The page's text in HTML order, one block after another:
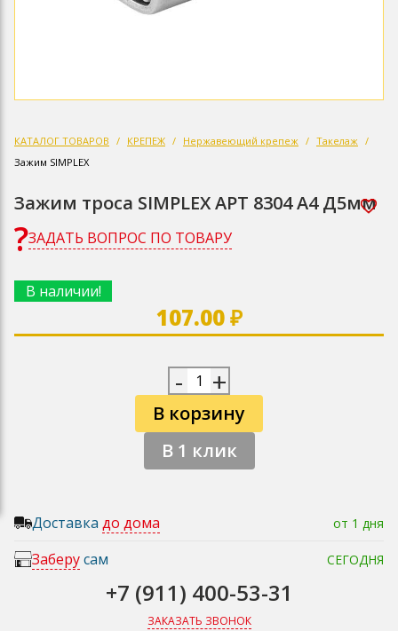
КАТАЛОГ ТОВАРОВ КРЕПЕЖ Нержавеющий крепеж
Такелаж
Зажим SIMPLEX
Зажим троса SIMPLEX АРТ 8304 А4 Д5мм
ЗАДАТЬ ВОПРОС ПО ТОВАРУ
В наличии!
107.00 ₽
- +
В корзину
В 1 клик
Доставка до дома от 1 дня
Заберусам СЕГОДНЯ
+7 (911) 400-53-31
ЗАКАЗАТЬ ЗВОНОК